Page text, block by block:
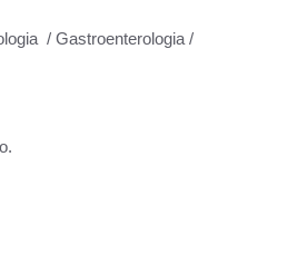
/ Gastroenterologia /